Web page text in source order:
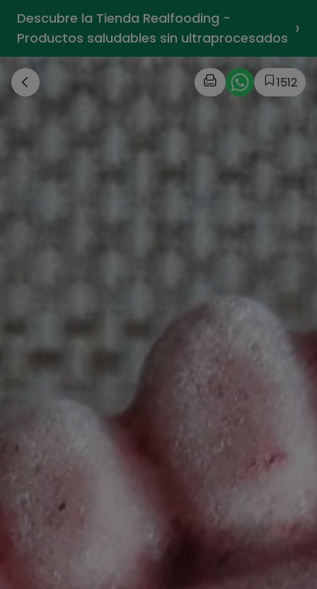
Descubre la Tienda Realfooding -
Productos saludables sin ultraprocesados ›
1512